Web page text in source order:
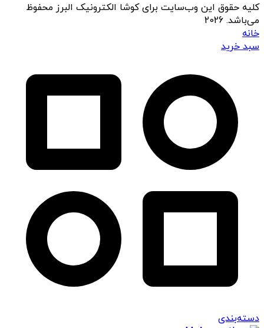
کلیه حقوق این وب‌سایت برای کوشا الکترونیک البرز محفوظ
می‌باشد. 2026
خانه
سبد خرید
دسته‌بندی